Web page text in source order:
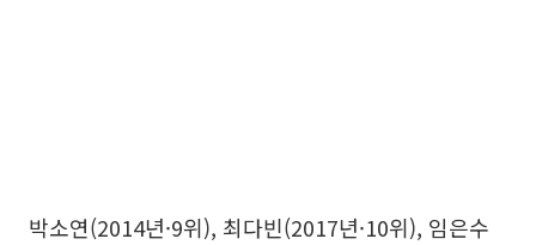
박소연(2014년·9위), 최다빈(2017년·10위), 임은수